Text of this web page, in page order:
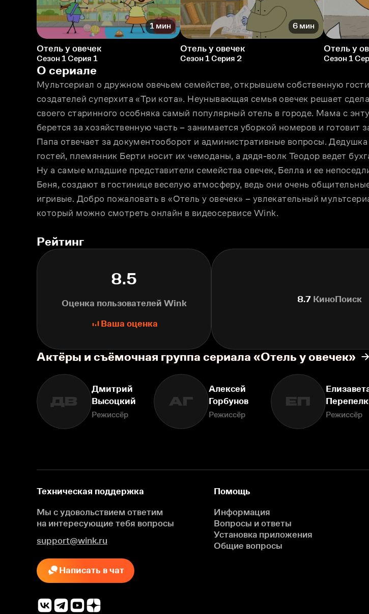
1 мин
Отель у овечек
Сезон 1 Серия 1
6 мин
Отель у овечек
Сезон 1 Серия 2
Отель у
Сезон 1
О сериале
Мультсериал о дружном овечьем семействе, открывшем собственную
создателей суперхита «Три кота». Неунывающая семья овечек решает
своего старинного особняка самый популярный отель в городе. Мама с
берется за хозяйственную часть – занимается уборкой номеров и готовит
Папа отвечает за документооборот и административные вопросы. Дедушка
гостей, племянник Берти носит их чемоданы, а дядя-волк Теодор ведет
Ну а самые младшие представители семейства овечек, Белла и ее
Беня, создают в гостинице веселую атмосферу, ведь они очень
игривые. Добро пожаловать в «Отель у овечек» – увлекательный
который можно смотреть онлайн в видеосервисе Wink.
Рейтинг
8.5
Оценка пользователей Wink
Ваша оценка
8.7 КиноПоиск
Актёры и съёмочная группа сериала «Отель у овечек»
ДВ
Дмитрий
Высоцкий
Режиссёр
АГ
Алексей
Горбунов
Режиссёр
ЕП
Режиссёр
Техническая поддержка
Мы с удовольствием ответим
на интересующие тебя вопросы
support@wink.ru
Написать в чат
Помощь
Информация
Вопросы и ответы
Установка приложения
Общие вопросы